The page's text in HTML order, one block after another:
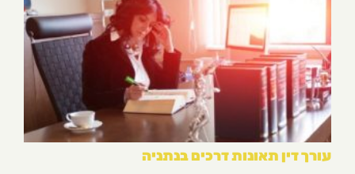
עורך דין תאונות דרכים בנתניה